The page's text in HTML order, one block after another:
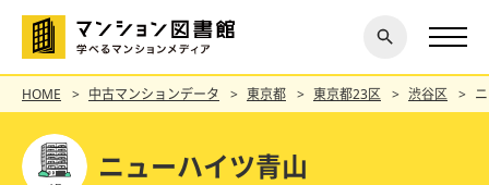
探す
閉じ
る
HOME 中古マンションデータ 東京都 東京都23区 渋谷区
ニューハイツ青山